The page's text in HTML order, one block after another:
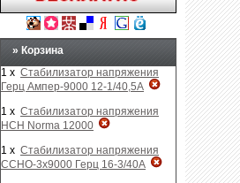
» Корзина
1 x Стабилизатор напряжения
Герц Ампер-9000 12-1/40,5А
1 x Стабилизатор напряжения
НСН Norma 12000
1 x Стабилизатор напряжения
ССНО-3х9000 Герц 16-3/40А